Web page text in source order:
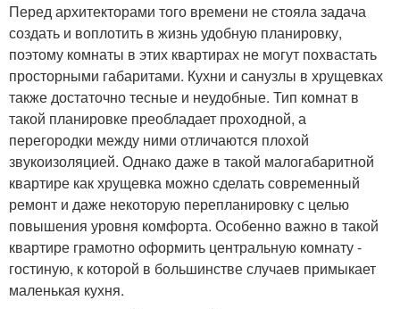
Перед архитекторами того времени не стояла задача
создать и воплотить в жизнь удобную планировку,
поэтому комнаты в этих квартирах не могут похвастать
просторными габаритами. Кухни и санузлы в хрущевках
также достаточно тесные и неудобные. Тип комнат в
такой планировке преобладает проходной, а
перегородки между ними отличаются плохой
звукоизоляцией. Однако даже в такой малогабаритной
квартире как хрущевка можно сделать современный
ремонт и даже некоторую перепланировку с целью
повышения уровня комфорта. Особенно важно в такой
квартире грамотно оформить центральную комнату -
гостиную, к которой в большинстве случаев примыкает
маленькая кухня.